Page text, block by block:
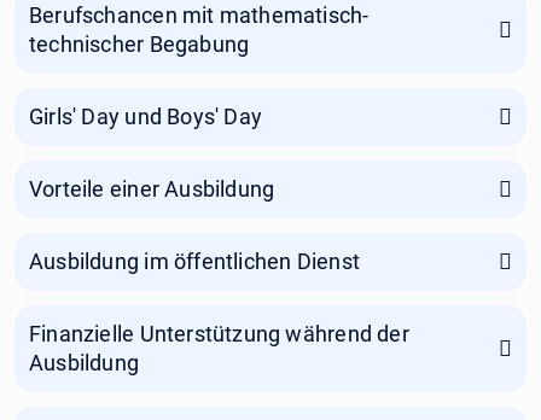
Berufschancen mit mathematisch-
technischer Begabung
Girls' Day und Boys' Day
Vorteile einer Ausbildung
Ausbildung im öffentlichen Dienst
Finanzielle Unterstützung während der
Ausbildung